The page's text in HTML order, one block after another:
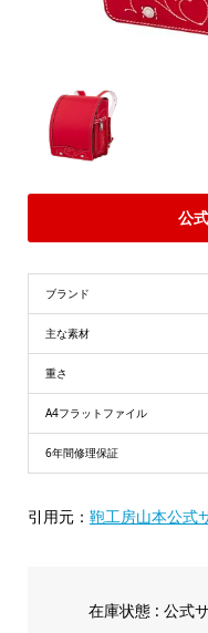
公
ブランド
主な素材
重さ
A4フラットファイル
6年間修理保証
引用元： 鞄工房山本公式
在庫状態 : 公式